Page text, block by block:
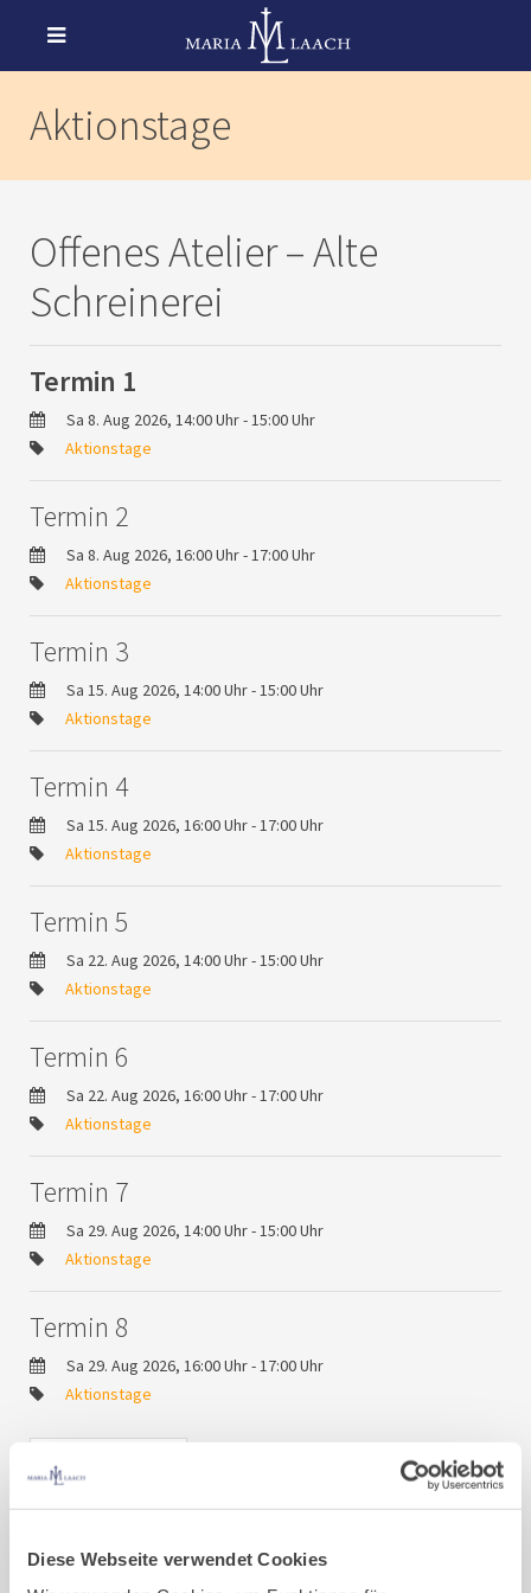
Diese Webseite verwendet Cookies
Aktionstage
Offenes Atelier – Alte
Schreinerei
Termin 1
Sa 8. Aug 2026, 14:00 Uhr - 15:00 Uhr
Aktionstage
Termin 2
Sa 8. Aug 2026, 16:00 Uhr - 17:00 Uhr
Aktionstage
Termin 3
Sa 15. Aug 2026, 14:00 Uhr - 15:00 Uhr
Aktionstage
Termin 4
Sa 15. Aug 2026, 16:00 Uhr - 17:00 Uhr
Aktionstage
Termin 5
Sa 22. Aug 2026, 14:00 Uhr - 15:00 Uhr
Aktionstage
Termin 6
Sa 22. Aug 2026, 16:00 Uhr - 17:00 Uhr
Aktionstage
Termin 7
Sa 29. Aug 2026, 14:00 Uhr - 15:00 Uhr
Aktionstage
Termin 8
Sa 29. Aug 2026, 16:00 Uhr - 17:00 Uhr
Aktionstage
Offenes Atelier – Alte
Schreinerei –
Termine August 2026